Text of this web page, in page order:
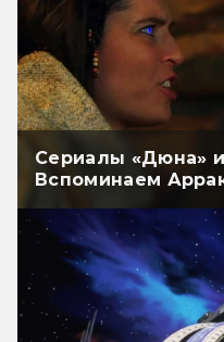
Сериалы «Дюна»
Вспоминаем